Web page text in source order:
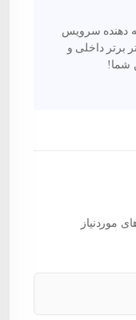
دهنده سرویس
و 100 دیتاسنتر برتر داخلی و
شما!
موردنیاز